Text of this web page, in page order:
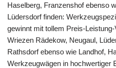
Haselberg, Franzenshof ebenso
Lüdersdorf finden:
gewinnt mit tollem Preis-
Wriezen Rädekow, Neugaul,
Rathsdorf ebenso wie Landhof,
Werkzeugwägen in hochwertiger